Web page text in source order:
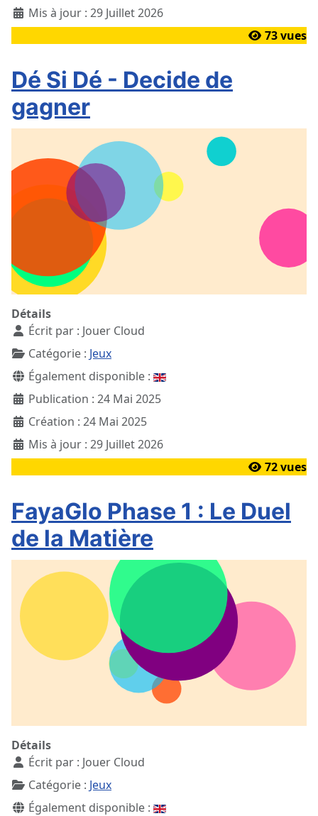
Mis à jour : 29 Juillet 2026
73 vues
Dé Si Dé - Decide de
gagner
Détails
Écrit par : Jouer Cloud
Catégorie : Jeux
Également disponible :
Publication : 24 Mai 2025
Création : 24 Mai 2025
Mis à jour : 29 Juillet 2026
72 vues
FayaGlo Phase 1 : Le Duel
de la Matière
Détails
Écrit par : Jouer Cloud
Catégorie : Jeux
Également disponible :